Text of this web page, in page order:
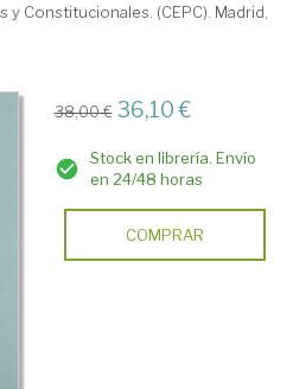
Constitucionales. (CEPC). Madrid,
38,00 € 36,10 €
Stock en librería. Envío
en 24/48 horas
COMPRAR